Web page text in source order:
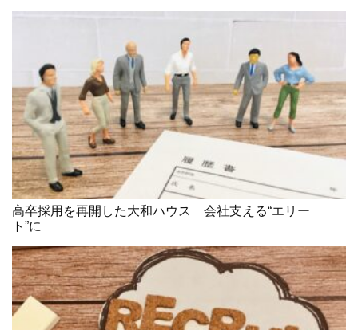
高卒採用を再開した大和ハウス 会社支える“エリー
ト”に